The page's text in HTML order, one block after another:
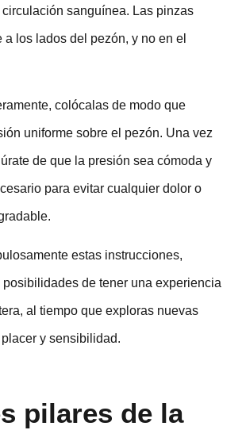
sanguínea. Las pinzas
a los lados del pezón, y no en el
colócalas de modo que
uniforme sobre el pezón. Una vez
de que la presión sea cómoda y
para evitar cualquier dolor o
estas instrucciones,
posibilidades de tener una experiencia
al tiempo que exploras nuevas
y sensibilidad.
pilares de la